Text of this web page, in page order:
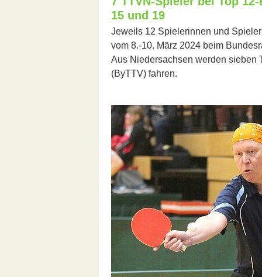
15 und 19
Jeweils 12 Spielerinnen und
vom 8.-10. März 2024 beim
Aus Niedersachsen werden sieben
(ByTTV) fahren.